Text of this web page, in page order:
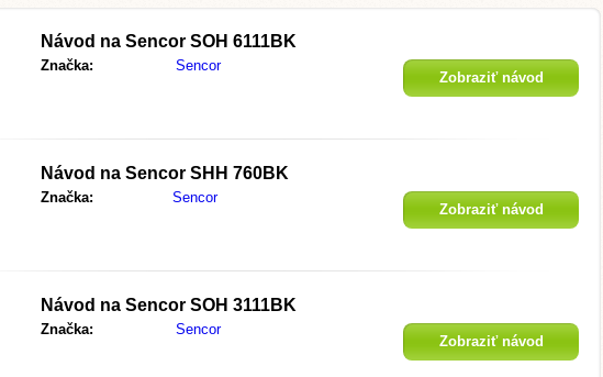
Návod na Sencor SOH 6111BK
Značka: Sencor
Zobraziť návod
Návod na Sencor SHH 760BK
Značka: Sencor
Zobraziť návod
Návod na Sencor SOH 3111BK
Značka: Sencor
Zobraziť návod